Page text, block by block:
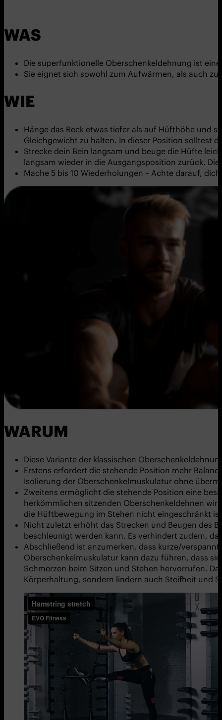
WAS
Die superfunktionelle Oberschenkeldehnung ist
Sie eignet sich sowohl zum Aufwärmen, als auch
WIE
Hänge das Reck etwas tiefer als auf Hüfthöhe und
Gleichgewicht zu halten. In dieser Position solltest
Strecke dein Bein langsam und beuge die Hüfte
langsam wieder in die Ausgangsposition zurück.
Mache 5 bis 10 Wiederholungen – Achte darauf,
WARUM
Diese Variante der klassischen
Erstens erfordert die stehende Position mehr
Isolierung der Oberschenkelmuskulatur ohne
Zweitens ermöglicht die stehende Position eine
herkömmlichen sitzenden Oberschenkeldehnen
die Hüftbewegung im Stehen nicht eingeschränkt
Nicht zuletzt erhöht das Strecken und Beugen des
beschleunigt werden kann. Es verhindert zudem,
Abschließend ist anzumerken, dass kurze/
Oberschenkelmuskulatur kann dazu führen, dass
Schmerzen beim Sitzen und Stehen hervorrufen.
Körperhaltung, sondern lindern auch Steifheit und